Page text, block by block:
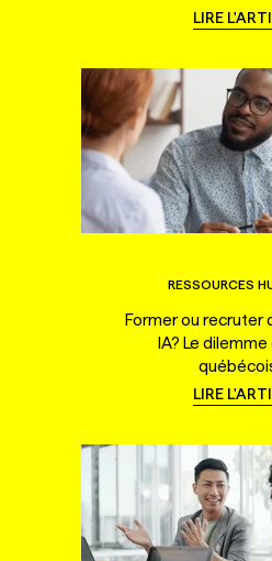
LIRE
RESSOURCES
Former ou recruter
IA? Le dilemme
LIRE